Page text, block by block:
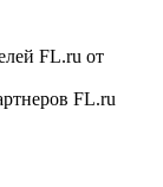
FL.ru от
FL.ru